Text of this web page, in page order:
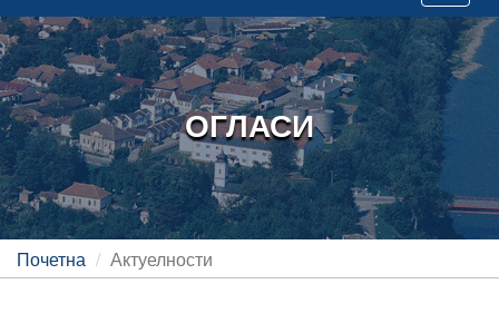
ОГЛАСИ
Почетна Актуелности